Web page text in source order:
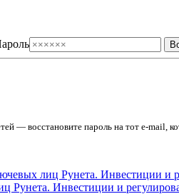
— восстановите пароль на тот e-mail,
Рунета. Инвестиции и